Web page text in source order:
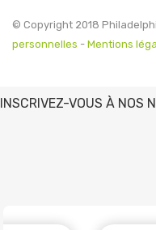
© Copyright 2018
personnelles - Mentions
INSCRIVEZ-VOUS À NOS